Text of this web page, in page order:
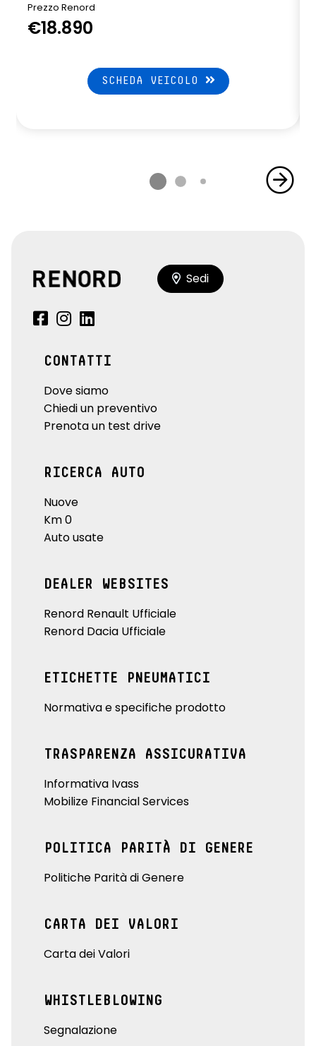
Prezzo Renord
€18.890
SCHEDA VEICOLO
Sedi
CONTATTI
Dove siamo
Chiedi un preventivo
Prenota un test drive
RICERCA AUTO
Nuove
Km 0
Auto usate
DEALER WEBSITES
Renord Renault Ufficiale
Renord Dacia Ufficiale
ETICHETTE PNEUMATICI
Normativa e specifiche prodotto
TRASPARENZA ASSICURATIVA
Informativa Ivass
Mobilize Financial Services
POLITICA PARITÀ DI GENERE
Politiche Parità di Genere
CARTA DEI VALORI
Carta dei Valori
WHISTLEBLOWING
Segnalazione